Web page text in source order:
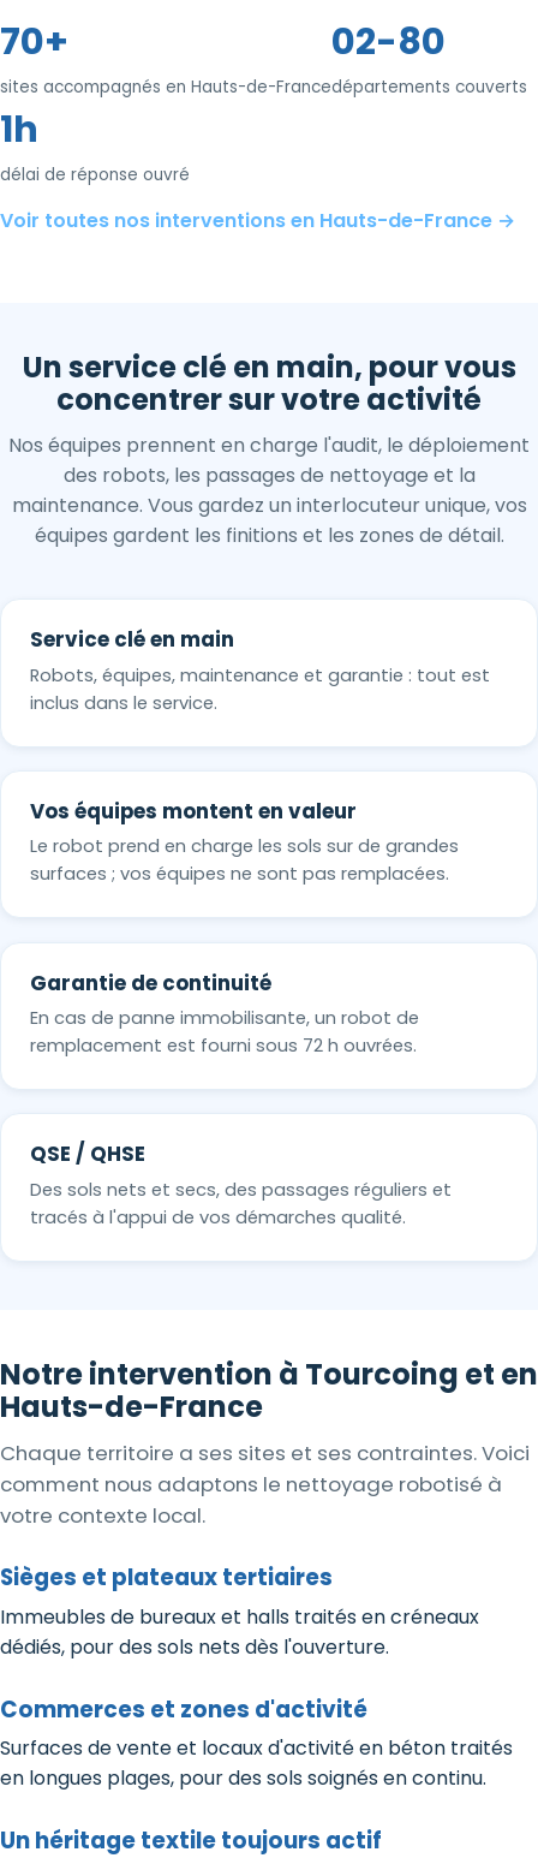
70+
sites accompagnés en Hauts-de-France
02-80
départements couverts
1h
délai de réponse ouvré
Voir toutes nos interventions en Hauts-de-France →
Un service clé en main, pour vous
concentrer sur votre activité
Nos équipes prennent en charge l'audit, le déploiement
des robots, les passages de nettoyage et la
maintenance. Vous gardez un interlocuteur unique, vos
équipes gardent les finitions et les zones de détail.
Service clé en main
Robots, équipes, maintenance et garantie : tout est
inclus dans le service.
Vos équipes montent en valeur
Le robot prend en charge les sols sur de grandes
surfaces ; vos équipes ne sont pas remplacées.
Garantie de continuité
En cas de panne immobilisante, un robot de
remplacement est fourni sous 72 h ouvrées.
QSE / QHSE
Des sols nets et secs, des passages réguliers et
tracés à l'appui de vos démarches qualité.
Notre intervention à Tourcoing et en
Hauts-de-France
Chaque territoire a ses sites et ses contraintes. Voici
comment nous adaptons le nettoyage robotisé à
votre contexte local.
Sièges et plateaux tertiaires
Immeubles de bureaux et halls traités en créneaux
dédiés, pour des sols nets dès l'ouverture.
Commerces et zones d'activité
Surfaces de vente et locaux d'activité en béton traités
en longues plages, pour des sols soignés en continu.
Un héritage textile toujours actif